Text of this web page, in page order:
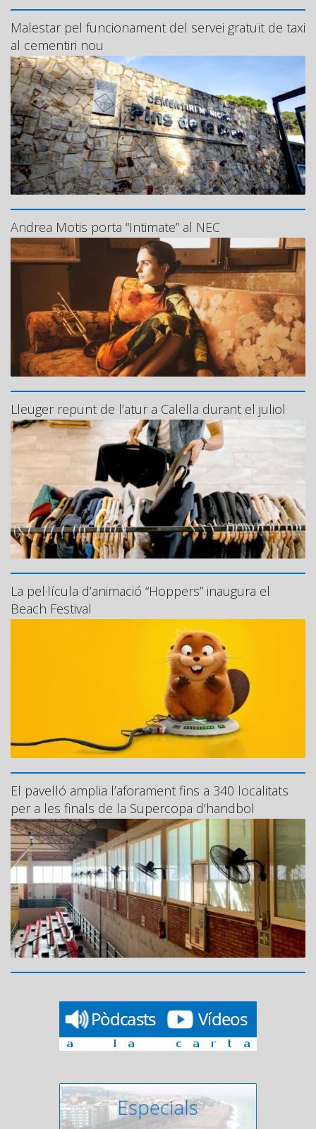
Malestar pel funcionament del servei gratuït de taxi
al cementiri nou
Andrea Motis porta “Intimate” al NEC
Lleuger repunt de l’atur a Calella durant el juliol
La pel·lícula d’animació “Hoppers” inaugura el
Beach Festival
El pavelló amplia l’aforament fins a 340 localitats
per a les finals de la Supercopa d’handbol